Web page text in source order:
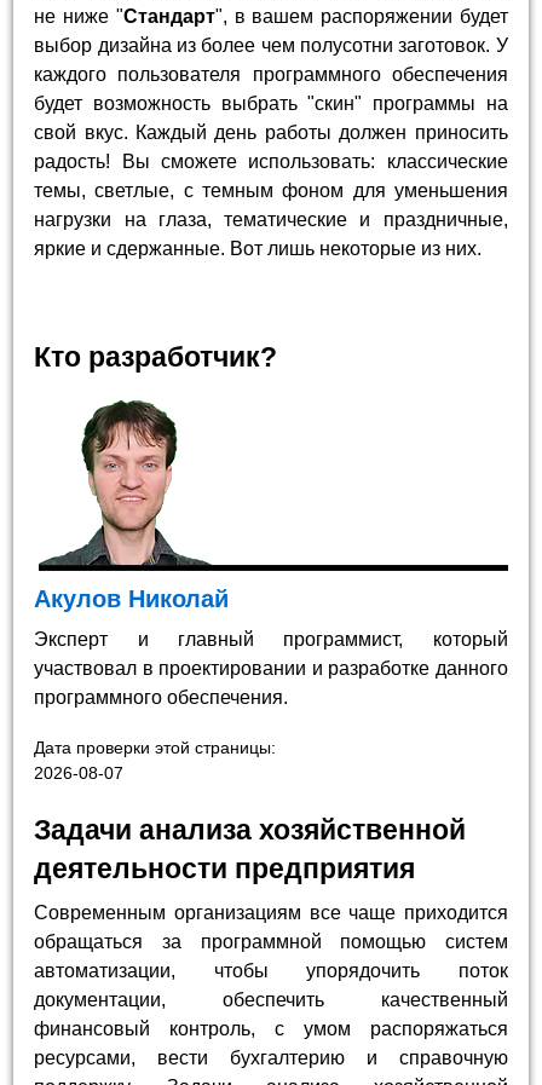
не ниже "Стандарт", в вашем распоряжении будет
выбор дизайна из более чем полусотни заготовок. У
каждого пользователя программного обеспечения
будет возможность выбрать "скин" программы на
свой вкус. Каждый день работы должен приносить
радость! Вы сможете использовать: классические
темы, светлые, с темным фоном для уменьшения
нагрузки на глаза, тематические и праздничные,
яркие и сдержанные. Вот лишь некоторые из них.
Кто разработчик?
Акулов Николай
Эксперт и главный программист, который
участвовал в проектировании и разработке данного
программного обеспечения.
Дата проверки этой страницы:
2026-08-07
Задачи анализа хозяйственной
деятельности предприятия
Современным организациям все чаще приходится
обращаться за программной помощью систем
автоматизации, чтобы упорядочить поток
документации, обеспечить качественный
финансовый контроль, с умом распоряжаться
ресурсами, вести бухгалтерию и справочную